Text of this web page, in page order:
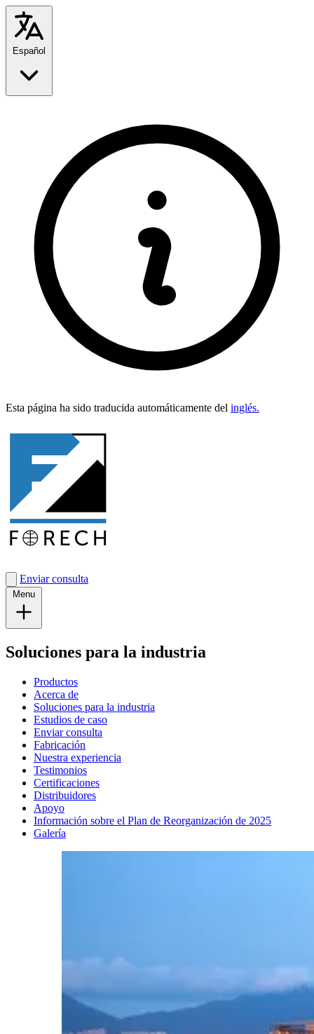
Esta pági­na ha sido tra­duci­da automáti­ca­mente del inglés.
Enviar consulta
Soluciones para la industria
Productos
Acerca de
Soluciones para la industria
Estudios de caso
Enviar consulta
Fabricación
Nuestra experiencia
Testimonios
Certificaciones
Distribuidores
Apoyo
Información sobre el Plan de Reorganización de 2025
Galería